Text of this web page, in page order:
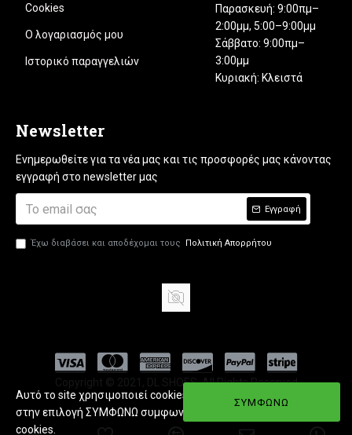
Cookies
Ο λογαριασμός μου
Ιστορικό παραγγελιών
Παρασκευή: 9:00πμ–
2:00μμ, 5:00–9:00μμ
Σάββατο: 9:00πμ–
3:00μμ
Κυριακή: Κλειστά
Newsletter
Ενημερωθείτε για τα νέα μας και τις προσφορές μας κάνοντας
εγγραφή στο newsletter μας
Εγγραφή
Έχω διαβάσει και αποδέχομαι τους Πολιτική Απορρήτου
Copyright © 2021, DL SHOES, All Rights Reserved
ΣΥΜΦΩΝΩ
Αυτό το site χρησιμοποιεί cookies. Εφόσον πατήσετε
στην επιλογή ΣΥΜΦΩΝΩ συμφωνείτε με την χρήση
cookies.